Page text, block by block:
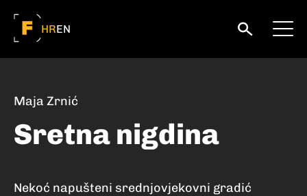
HREN
Maja Zrnić
Sretna nigdina
Nekoć napušteni srednjovjekovni gradić